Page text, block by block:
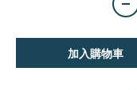
加入購物車